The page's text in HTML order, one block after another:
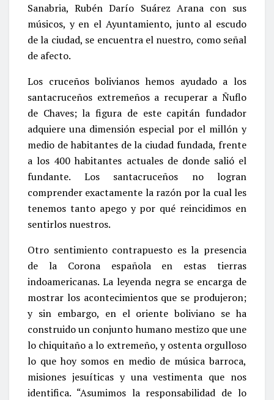
Sanabria, Rubén Darío Suárez Arana con sus
músicos, y en el Ayuntamiento, junto al escudo
de la ciudad, se encuentra el nuestro, como señal
de afecto.
Los cruceños bolivianos hemos ayudado a los
santacruceños extremeños a recuperar a Ñuflo
de Chaves; la figura de este capitán fundador
adquiere una dimensión especial por el millón y
medio de habitantes de la ciudad fundada, frente
a los 400 habitantes actuales de donde salió el
fundante. Los santacruceños no logran
comprender exactamente la razón por la cual les
tenemos tanto apego y por qué reincidimos en
sentirlos nuestros.
Otro sentimiento contrapuesto es la presencia
de la Corona española en estas tierras
indoamericanas. La leyenda negra se encarga de
mostrar los acontecimientos que se produjeron;
y sin embargo, en el oriente boliviano se ha
construido un conjunto humano mestizo que une
lo chiquitaño a lo extremeño, y ostenta orgulloso
lo que hoy somos en medio de música barroca,
misiones jesuíticas y una vestimenta que nos
identifica. “Asumimos la responsabilidad de lo